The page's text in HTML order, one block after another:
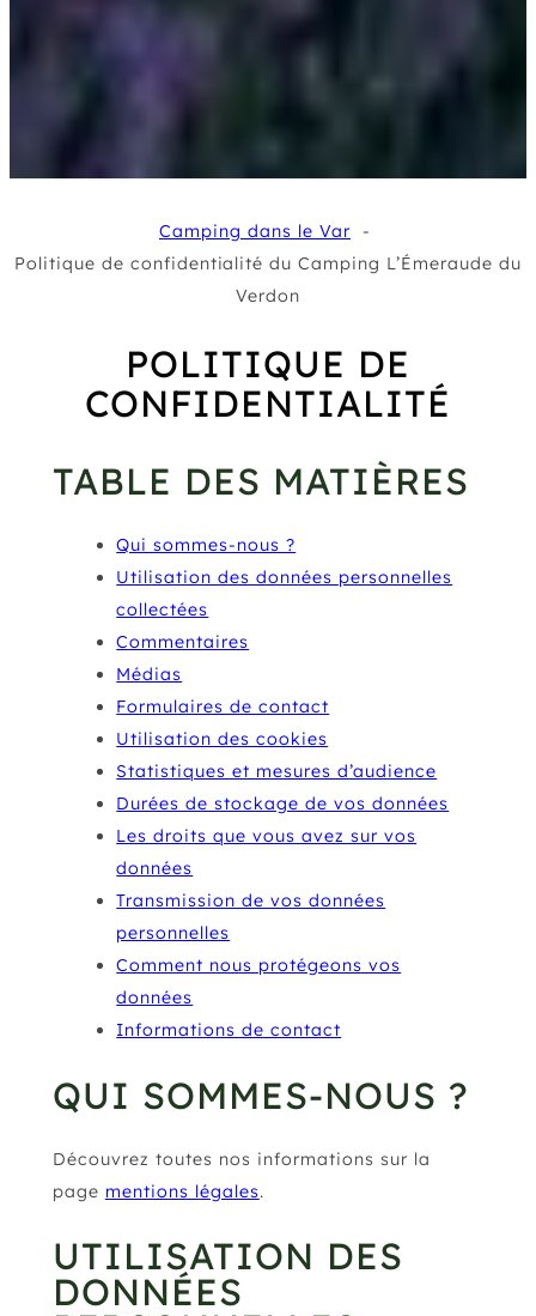
Camping dans le Var
Politique de confidentialité du Camping L’Émeraude du
Verdon
POLITIQUE DE
CONFIDENTIALITÉ
TABLE DES MATIÈRES
Qui sommes-nous ?
Utilisation des données personnelles
collectées
Commentaires
Médias
Formulaires de contact
Utilisation des cookies
Statistiques et mesures d’audience
Durées de stockage de vos données
Les droits que vous avez sur vos
données
Transmission de vos données
personnelles
Comment nous protégeons vos
données
Informations de contact
QUI SOMMES-NOUS ?
Découvrez toutes nos informations sur la
page mentions légales.
UTILISATION DES
DONNÉES